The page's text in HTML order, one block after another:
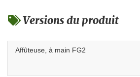
Versions du produit
Affûteuse, à main FG2